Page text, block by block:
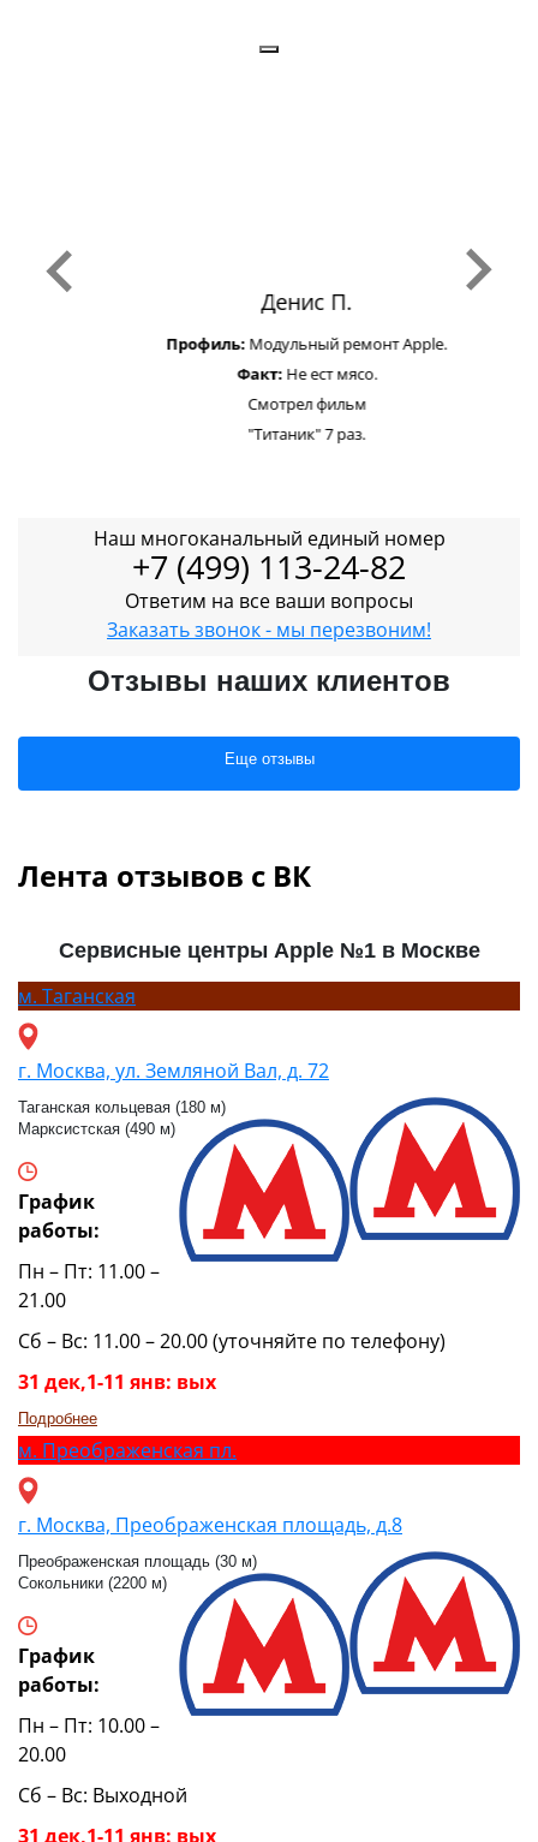
Денис П.
Профиль:Модульный ремонт Apple.
Факт:Не ест мясо.
Смотрел фильм
"Титаник" 7 раз.
Наш многоканальный единый номер
+7 (499) 113-24-82
Ответим на все ваши вопросы
Заказать звонок - мы перезвоним!
Отзывы наших клиентов
Еще отзывы
Лента отзывов с ВК
Сервисные центры Apple №1 в Москве
м. Таганская
г. Москва, ул. Земляной Вал, д. 72
Таганская кольцевая (180 м)
Марксистская (490 м)
График
работы:
Пн – Пт: 11.00 –
21.00
Сб – Вс: 11.00 – 20.00 (уточняйте по телефону)
31 дек,1-11 янв: вых
Подробнее
м. Преображенская пл.
г. Москва, Преображенская площадь, д.8
Преображенская площадь (30 м)
Сокольники (2200 м)
График
работы:
Пн – Пт: 10.00 –
20.00
Сб – Вс: Выходной
31 дек,1-11 янв: вых